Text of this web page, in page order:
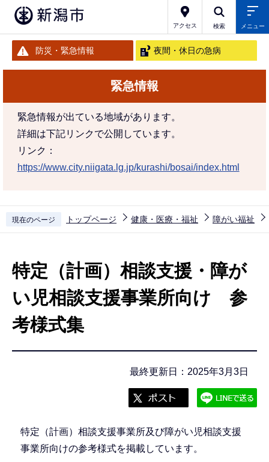
アクセス 検索 メニュー
防災・緊急情報 夜間・休日の急病
緊急情報
緊急情報が出ている地域があります。
詳細は下記リンクで公開しています。
リンク：
https://www.city.niigata.lg.jp/kurashi/bosai/index.html
現在のページ トップページ 健康・医療・福祉 障がい福祉
特定（計画）相談支援・障が
い児相談支援事業所向け 参
考様式集
最終更新日：2025年3月3日
特定（計画）相談支援事業所及び障がい児相談支援
事業所向けの参考様式を掲載しています。